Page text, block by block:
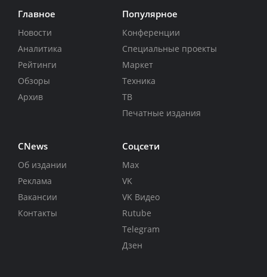
Главное
Новости
Аналитика
Рейтинги
Обзоры
Архив
Популярное
Конференции
Специальные проекты
Маркет
Техника
ТВ
Печатные издания
CNews
Об издании
Реклама
Вакансии
Контакты
Соцсети
Max
VK
VK Видео
Rutube
Telegram
Дзен